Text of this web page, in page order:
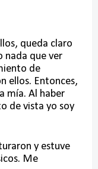
queda claro
nada que ver
de
ellos. Entonces,
mía. Al haber
de vista yo soy
y estuve
Me